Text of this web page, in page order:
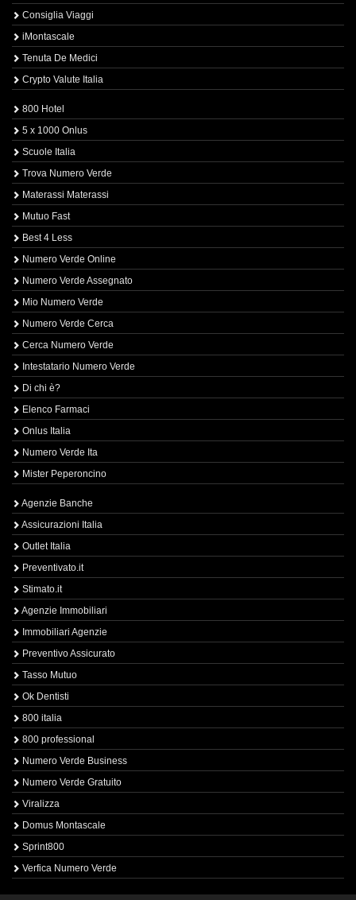
Consiglia Viaggi
iMontascale
Tenuta De Medici
Crypto Valute Italia
800 Hotel
5 x 1000 Onlus
Scuole Italia
Trova Numero Verde
Materassi Materassi
Mutuo Fast
Best 4 Less
Numero Verde Online
Numero Verde Assegnato
Mio Numero Verde
Numero Verde Cerca
Cerca Numero Verde
Intestatario Numero Verde
Di chi è?
Elenco Farmaci
Onlus Italia
Numero Verde Ita
Mister Peperoncino
Agenzie Banche
Assicurazioni Italia
Outlet Italia
Preventivato.it
Stimato.it
Agenzie Immobiliari
Immobiliari Agenzie
Preventivo Assicurato
Tasso Mutuo
Ok Dentisti
800 italia
800 professional
Numero Verde Business
Numero Verde Gratuito
Viralizza
Domus Montascale
Sprint800
Verfica Numero Verde